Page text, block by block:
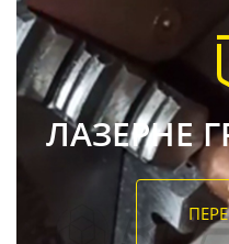
ЛАЗЕРНЕ